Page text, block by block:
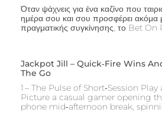
Όταν ψάχνεις για ένα καζίνο που
ημέρα σου και σου προσφέρει ακόμα
πραγματικής συγκίνησης, το Bet On
Jackpot Jill – Quick‑Fire Wins
The Go
1 – The Pulse of Short‑Session
Picture a casual gamer opening
phone mid‑afternoon break,